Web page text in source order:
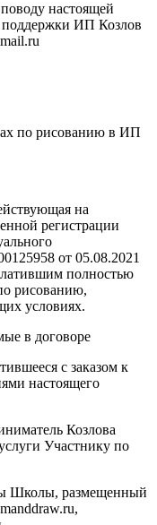
настоящей
поддержки ИП Козлов
по рисованию в ИП
на
регистрации
от 05.08.2021
полностью
рисованию,
условиях.
в договоре
с заказом к
настоящего
Козлова
Участнику по
Школы, размещенный